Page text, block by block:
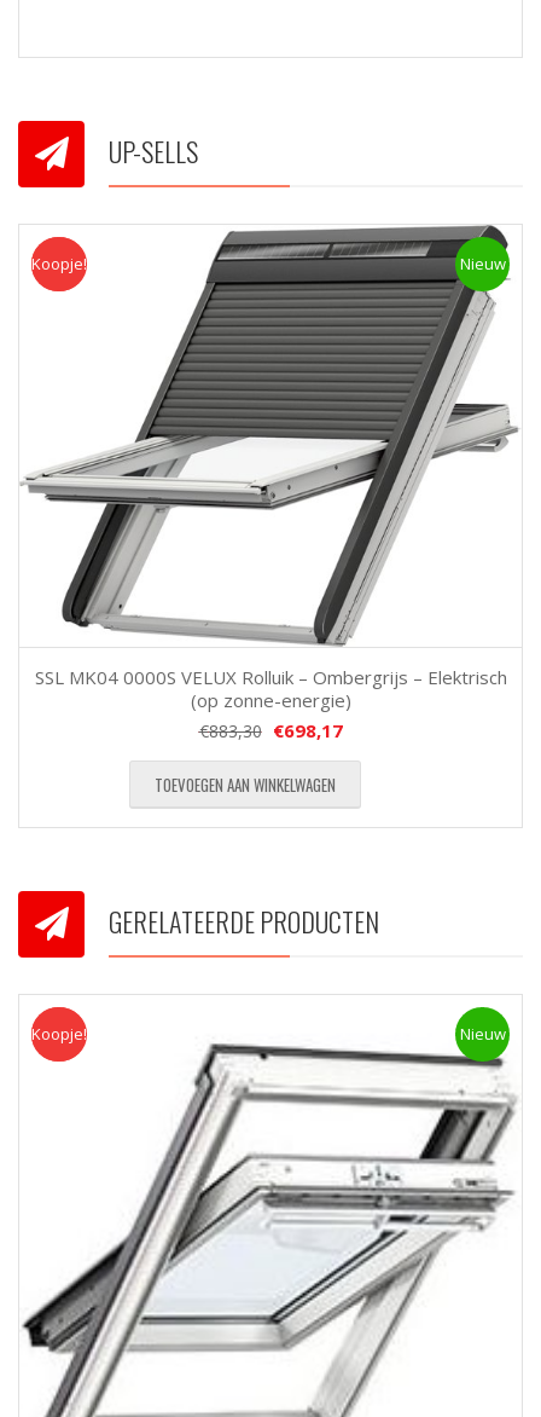
UP-SELLS
Koopje Nieuw
Koopje!
SSL MK04 0000S VELUX Rolluik – Ombergrijs – Elektrisch
(op zonne-energie)
€883,30 €698,17
TOEVOEGEN AAN WINKELWAGEN
GERELATEERDE PRODUCTEN
Koopje Nieuw
Koopje!